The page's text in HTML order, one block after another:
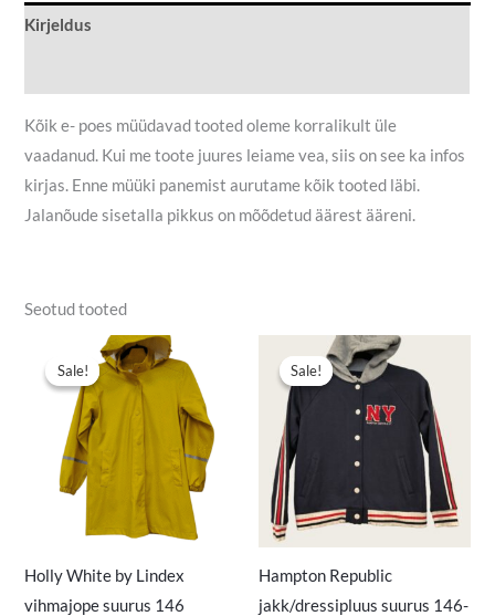
Kirjeldus
Kõik e- poes müüdavad tooted oleme korralikult üle
vaadanud. Kui me toote juures leiame vea, siis on see ka infos
kirjas. Enne müüki panemist aurutame kõik tooted läbi.
Jalanõude sisetalla pikkus on mõõdetud äärest ääreni.
Seotud tooted
Sale!
Sale!
Holly White by Lindex
vihmajope suurus 146
Algne
hind
oli:
8,00 €.
Praegune
hind
on:
5,90 €.
Sale!
Sale!
Hampton Republic
jakk/dressipluus suurus 146-
Algne
hind
oli:
Praegune
hind
on:
9,00 €.